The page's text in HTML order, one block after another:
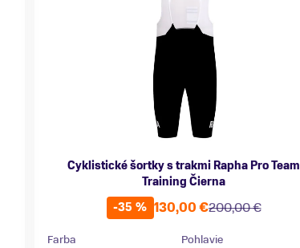
Cyklistické šortky s trakmi Rapha Pro Team
Training Čierna
-35 %
200,00 €
130,00 €
Farba
Pohlavie